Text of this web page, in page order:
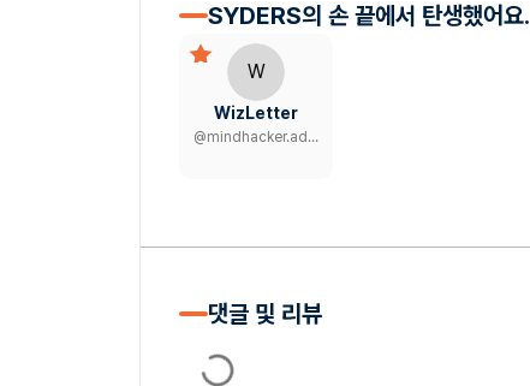
SYDERS의 손 끝에서 탄생했어요.
W
WizLetter
@mindhacker.admin
댓글 및 리뷰